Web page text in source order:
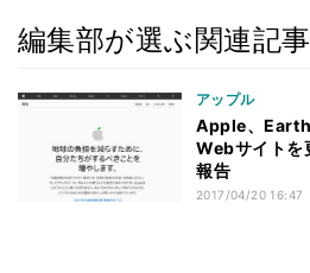
編集部が選ぶ関連記事
アップル
Apple、Earth
Webサイトを
報告
2017/04/20 16:47